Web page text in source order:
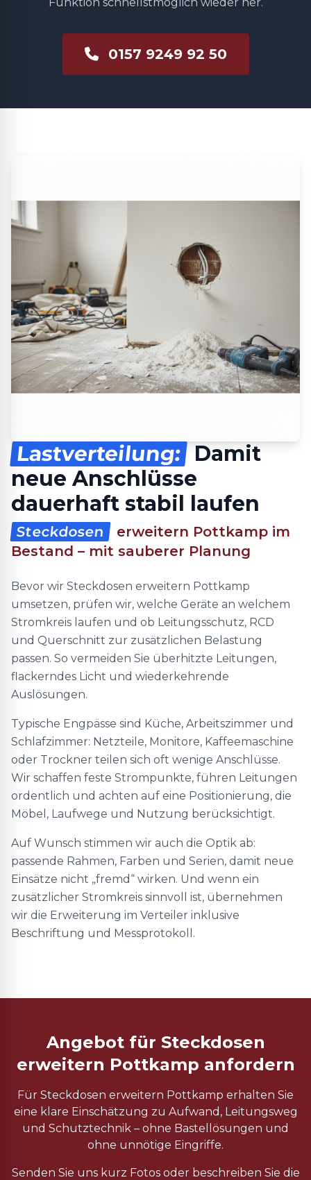
0157 9249 92 50
Lastverteilung: Damit
neue Anschlüsse
dauerhaft stabil laufen
Steckdosen
erweitern Pottkamp im
Bestand – mit sauberer Planung
Bevor wir Steckdosen erweitern Pottkamp
umsetzen, prüfen wir, welche Geräte an welchem
Stromkreis laufen und ob Leitungsschutz, RCD
und Querschnitt zur zusätzlichen Belastung
passen. So vermeiden Sie überhitzte Leitungen,
flackerndes Licht und wiederkehrende
Auslösungen.
Typische Engpässe sind Küche, Arbeitszimmer und
Schlafzimmer: Netzteile, Monitore, Kaffeemaschine
oder Trockner teilen sich oft wenige Anschlüsse.
Wir schaffen feste Strompunkte, führen Leitungen
ordentlich und achten auf eine Positionierung, die
Möbel, Laufwege und Nutzung berücksichtigt.
Auf Wunsch stimmen wir auch die Optik ab:
passende Rahmen, Farben und Serien, damit neue
Einsätze nicht „fremd“ wirken. Und wenn ein
zusätzlicher Stromkreis sinnvoll ist, übernehmen
wir die Erweiterung im Verteiler inklusive
Beschriftung und Messprotokoll.
Angebot für Steckdosen
erweitern Pottkamp anfordern
Für Steckdosen erweitern Pottkamp erhalten Sie
eine klare Einschätzung zu Aufwand, Leitungsweg
und Schutztechnik – ohne Bastellösungen und
ohne unnötige Eingriffe.
Senden Sie uns kurz Fotos oder beschreiben Sie die